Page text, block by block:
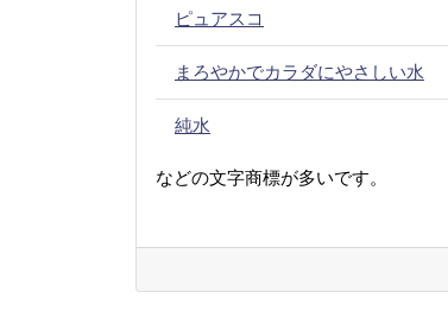
ピュアスコ
まろやかでカラダにやさしい水
純水
などの文字商標が多いです。